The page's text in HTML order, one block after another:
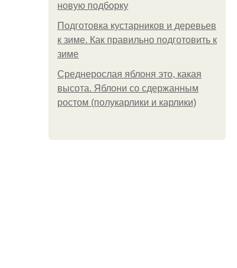
новую подборку
Подготовка кустарников и деревьев
к зиме. Как правильно подготовить к
зиме
Среднерослая яблоня это, какая
высота. Яблони со сдержанным
ростом (полукарлики и карлики)